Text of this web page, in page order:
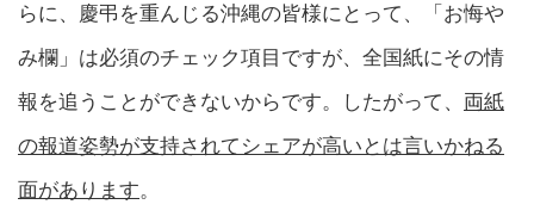
らに、慶弔を重んじる沖縄の皆様にとって、「お悔や
み欄」は必須のチェック項目ですが、全国紙にその情
報を追うことができないからです。したがって、 両紙
の報道姿勢が支持されてシェアが高いとは言いかねる
面があります。